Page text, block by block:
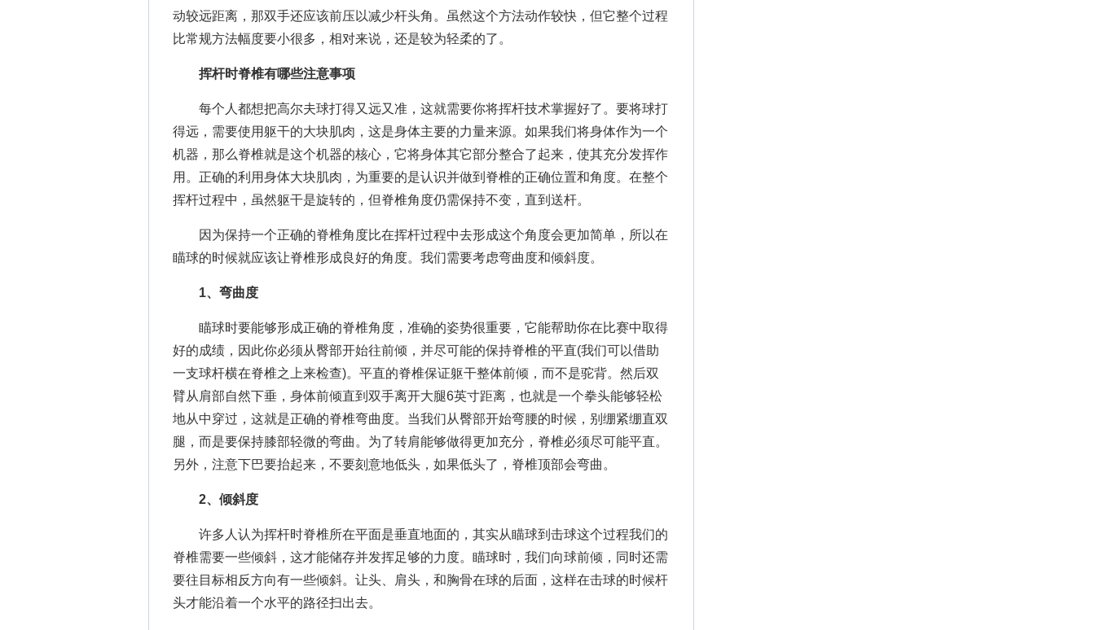
动较远距离，那双手还应该前压以减少杆头角。虽然这个方法动作较快，但它整个过程
比常规方法幅度要小很多，相对来说，还是较为轻柔的了。
挥杆时脊椎有哪些注意事项
每个人都想把高尔夫球打得又远又准，这就需要你将挥杆技术掌握好了。要将球打
得远，需要使用躯干的大块肌肉，这是身体主要的力量来源。如果我们将身体作为一个
机器，那么脊椎就是这个机器的核心，它将身体其它部分整合了起来，使其充分发挥作
用。正确的利用身体大块肌肉，为重要的是认识并做到脊椎的正确位置和角度。在整个
挥杆过程中，虽然躯干是旋转的，但脊椎角度仍需保持不变，直到送杆。
因为保持一个正确的脊椎角度比在挥杆过程中去形成这个角度会更加简单，所以在
瞄球的时候就应该让脊椎形成良好的角度。我们需要考虑弯曲度和倾斜度。
1、弯曲度
瞄球时要能够形成正确的脊椎角度，准确的姿势很重要，它能帮助你在比赛中取得
好的成绩，因此你必须从臀部开始往前倾，并尽可能的保持脊椎的平直(我们可以借助
一支球杆横在脊椎之上来检查)。平直的脊椎保证躯干整体前倾，而不是驼背。然后双
臂从肩部自然下垂，身体前倾直到双手离开大腿6英寸距离，也就是一个拳头能够轻松
地从中穿过，这就是正确的脊椎弯曲度。当我们从臀部开始弯腰的时候，别绷紧绷直双
腿，而是要保持膝部轻微的弯曲。为了转肩能够做得更加充分，脊椎必须尽可能平直。
另外，注意下巴要抬起来，不要刻意地低头，如果低头了，脊椎顶部会弯曲。
2、倾斜度
许多人认为挥杆时脊椎所在平面是垂直地面的，其实从瞄球到击球这个过程我们的
脊椎需要一些倾斜，这才能储存并发挥足够的力度。瞄球时，我们向球前倾，同时还需
要往目标相反方向有一些倾斜。让头、肩头，和胸骨在球的后面，这样在击球的时候杆
头才能沿着一个水平的路径扫出去。